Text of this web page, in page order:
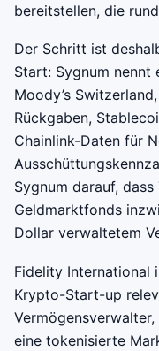
bereitstellen, die
Der Schritt ist
Start: Sygnum nennt
Moody’s
Rückgaben,
Chainlink-Daten für
Sygnum darauf,
Geldmarktfonds
Dollar verwaltetem
Fidelity International
Krypto-Start-up
eine tokenisierte